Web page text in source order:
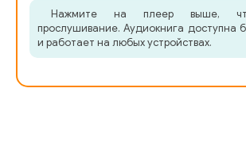
Нажмите на плеер выше,
прослушивание. Аудиокнига доступна
и работает на любых устройствах.